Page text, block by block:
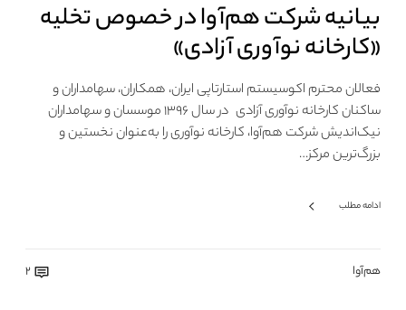
بیانیه شرکت هم‌آوا در خصوص تخلیه
«کارخانه نوآوری آزادی»
فعالان محترم اکوسیستم استارتاپی ایران، همکاران، سهامداران و
ساکنان کارخانه نوآوری آزادی در سال ۱۳۹۶ موسسان و سهامداران
نیک‌اندیش شرکت هم‌آوا، کارخانه نوآوری را به‌عنوان نخستین و
بزرگ‌ترین مرکز…
ادامه مطلب
هم‌آوا 2